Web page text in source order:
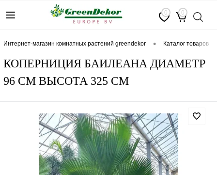
0 0
интернет-магазин комнатных растений greendekor • каталог товаров
КОПЕРНИЦИЯ БАИЛЕАНА ДИАМЕТР
96 СМ ВЫСОТА 325 СМ